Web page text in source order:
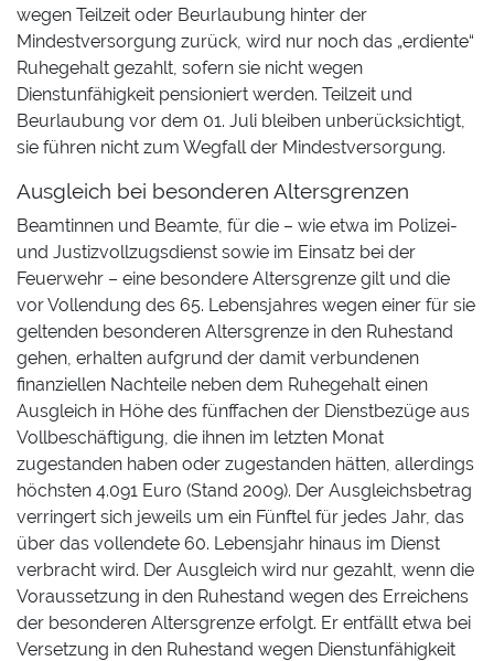
wegen Teilzeit oder Beurlaubung hinter der
Mindestversorgung zurück, wird nur noch das „erdiente“
Ruhegehalt gezahlt, sofern sie nicht wegen
Dienstunfähigkeit pensioniert werden. Teilzeit und
Beurlaubung vor dem 01. Juli bleiben unberücksichtigt,
sie führen nicht zum Wegfall der Mindestversorgung.
Ausgleich bei besonderen Altersgrenzen
Beamtinnen und Beamte, für die – wie etwa im Polizei-
und Justizvollzugsdienst sowie im Einsatz bei der
Feuerwehr – eine besondere Altersgrenze gilt und die
vor Vollendung des 65. Lebensjahres wegen einer für sie
geltenden besonderen Altersgrenze in den Ruhestand
gehen, erhalten aufgrund der damit verbundenen
finanziellen Nachteile neben dem Ruhegehalt einen
Ausgleich in Höhe des fünffachen der Dienstbezüge aus
Vollbeschäftigung, die ihnen im letzten Monat
zugestanden haben oder zugestanden hätten, allerdings
höchsten 4.091 Euro (Stand 2009). Der Ausgleichsbetrag
verringert sich jeweils um ein Fünftel für jedes Jahr, das
über das vollendete 60. Lebensjahr hinaus im Dienst
verbracht wird. Der Ausgleich wird nur gezahlt, wenn die
Voraussetzung in den Ruhestand wegen des Erreichens
der besonderen Altersgrenze erfolgt. Er entfällt etwa bei
Versetzung in den Ruhestand wegen Dienstunfähigkeit